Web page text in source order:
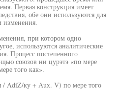
Первая конструкция имеет
обе они используются для
изменения.
при котором одно
используются аналитические
Процесс постепенного
союзов ни цурэтэ «по мере
того как».
AdiZ/ку + Aux. V) по мере того